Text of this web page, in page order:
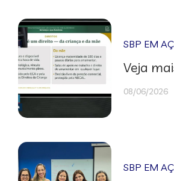
SBP EM
Veja
08/06/2026
SBP EM